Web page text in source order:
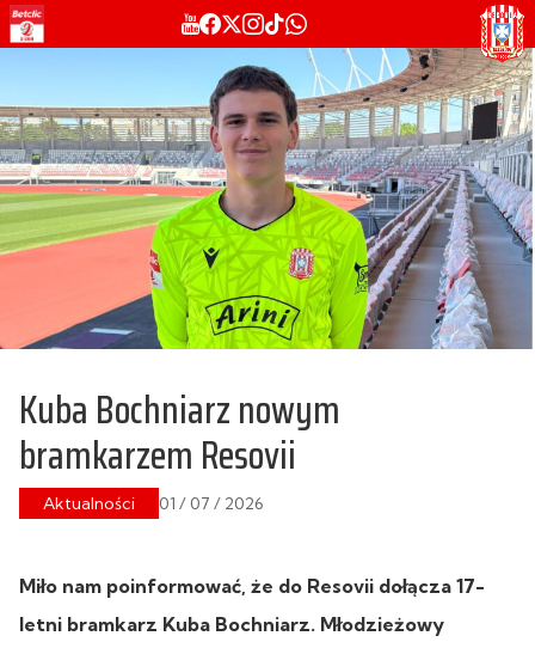
Kuba Bochniarz nowym
bramkarzem Resovii
Aktualności 01 / 07 / 2026
Miło nam poinformować, że do Resovii dołącza 17-
letni bramkarz Kuba Bochniarz. Młodzieżowy